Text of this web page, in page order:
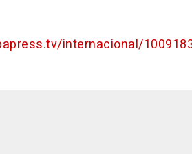
internacional/